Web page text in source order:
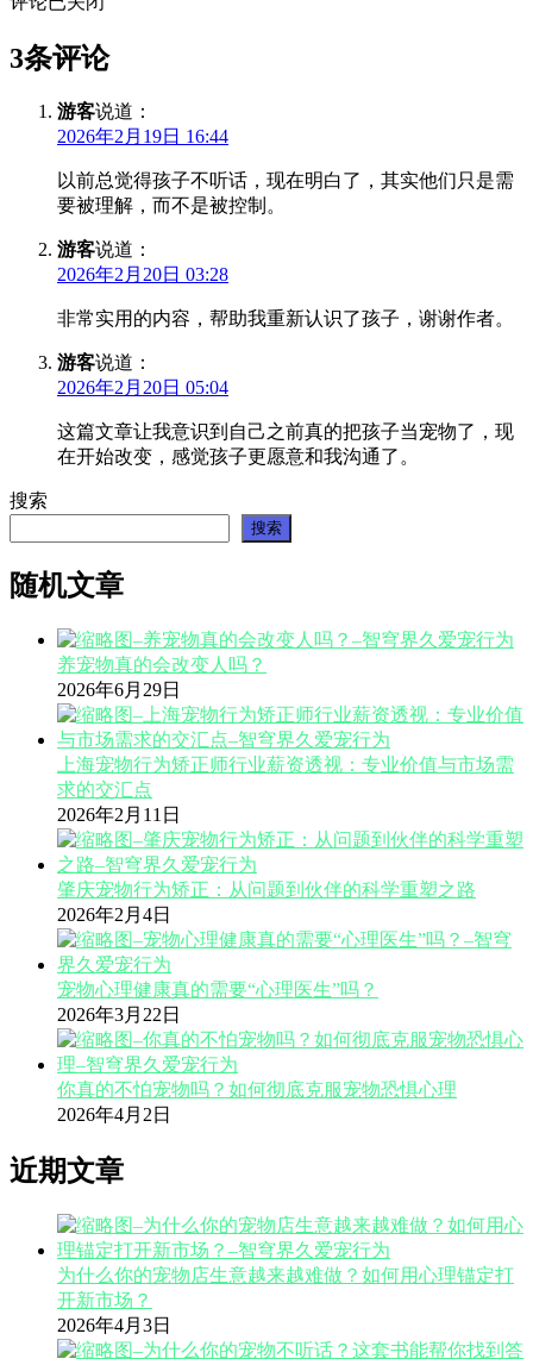
3条评论
游客说道：
2026年2月19日 16:44
以前总觉得孩子不听话，现在明白了，其实他们只是需
要被理解，而不是被控制。
游客说道：
2026年2月20日 03:28
非常实用的内容，帮助我重新认识了孩子，谢谢作者。
游客说道：
2026年2月20日 05:04
这篇文章让我意识到自己之前真的把孩子当宠物了，现
在开始改变，感觉孩子更愿意和我沟通了。
搜索
搜索
随机文章
养宠物真的会改变人吗？
2026年6月29日
上海宠物行为矫正师行业薪资透视：专业价值与市场需
求的交汇点
2026年2月11日
肇庆宠物行为矫正：从问题到伙伴的科学重塑之路
2026年2月4日
宠物心理健康真的需要“心理医生”吗？
2026年3月22日
你真的不怕宠物吗？如何彻底克服宠物恐惧心理
2026年4月2日
近期文章
为什么你的宠物店生意越来越难做？如何用心理锚定打
开新市场？
2026年4月3日